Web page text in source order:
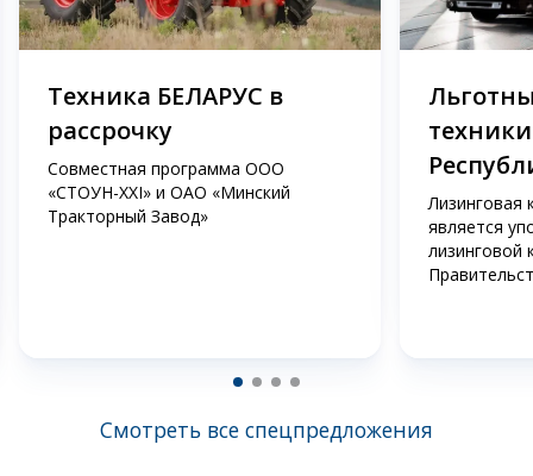
Техника БЕЛАРУС в
рассрочку
Совместная программа ООО
«СТОУН-XXI» и ОАО «Минский
Тракторный Завод»
Лизинговая
является
лизинговой
Смотреть все спецпредложения